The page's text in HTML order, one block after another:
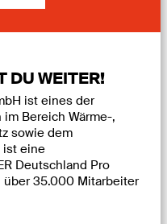
DU WEITER!
ist eines der
Bereich Wärme-,
sowie dem
ist eine
Deutschland Pro
über 35.000 Mitarbeiter